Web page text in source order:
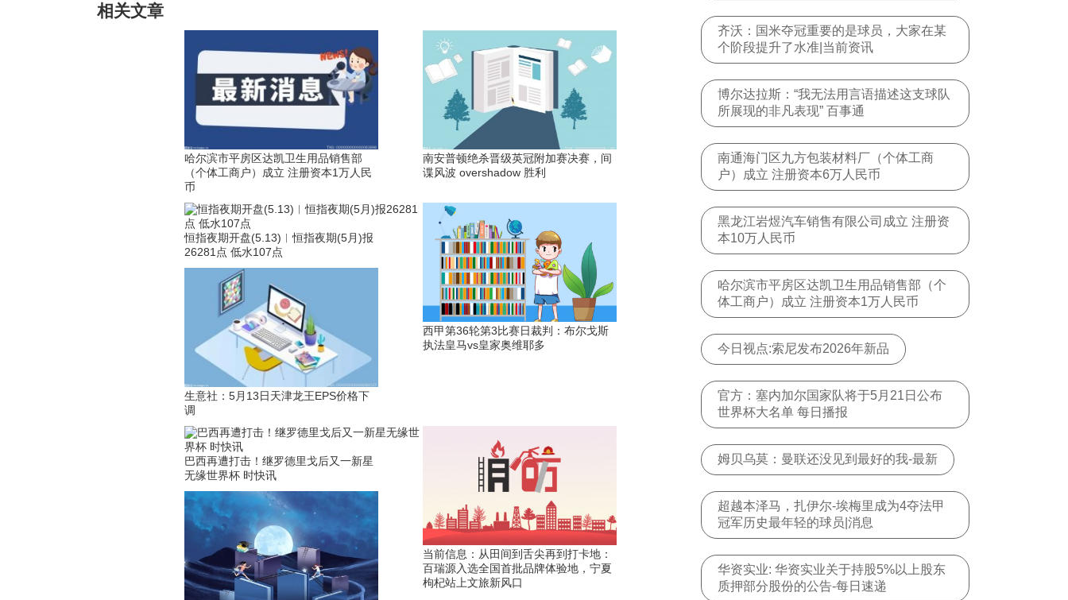
相关文章
南安普顿绝杀晋级英冠附加赛决赛，间
谍风波 overshadow 胜利
哈尔滨市平房区达凯卫生用品销售部
（个体工商户）成立 注册资本1万人民
币
西甲第36轮第3比赛日裁判：布尔戈斯
执法皇马vs皇家奥维耶多
恒指夜期开盘(5.13)︱恒指夜期(5月)报
26281点 低水107点
生意社：5月13日天津龙王EPS价格下
调
当前信息：从田间到舌尖再到打卡地：
百瑞源入选全国首批品牌体验地，宁夏
枸杞站上文旅新风口
巴西再遭打击！继罗德里戈后又一新星
无缘世界杯 时快讯
齐沃：国米夺冠重要的是球员，大家在某
个阶段提升了水准|当前资讯
博尔达拉斯：“我无法用言语描述这支球队
所展现的非凡表现” 百事通
南通海门区九方包装材料厂（个体工商
户）成立 注册资本6万人民币
黑龙江岩煜汽车销售有限公司成立 注册资
本10万人民币
哈尔滨市平房区达凯卫生用品销售部（个
体工商户）成立 注册资本1万人民币
今日视点:索尼发布2026年新品
官方：塞内加尔国家队将于5月21日公布
世界杯大名单 每日播报
姆贝乌莫：曼联还没见到最好的我-最新
超越本泽马，扎伊尔-埃梅里成为4夺法甲
冠军历史最年轻的球员|消息
华资实业: 华资实业关于持股5%以上股东
质押部分股份的公告-每日速递